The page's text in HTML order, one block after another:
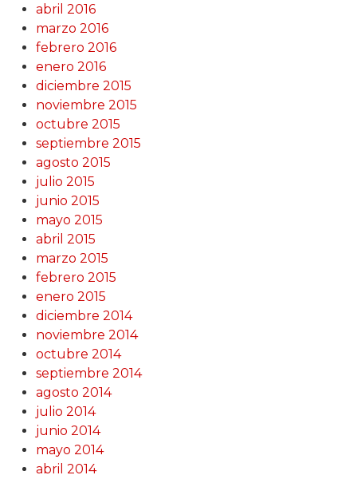
abril 2016
marzo 2016
febrero 2016
enero 2016
diciembre 2015
noviembre 2015
octubre 2015
septiembre 2015
agosto 2015
julio 2015
junio 2015
mayo 2015
abril 2015
marzo 2015
febrero 2015
enero 2015
diciembre 2014
noviembre 2014
octubre 2014
septiembre 2014
agosto 2014
julio 2014
junio 2014
mayo 2014
abril 2014